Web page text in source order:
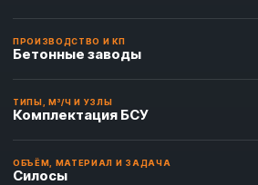
ПРОИЗВОДСТВО И КП
Бетонные заводы
ТИПЫ, М³/Ч И УЗЛЫ
Комплектация БСУ
ОБЪЁМ, МАТЕРИАЛ И ЗАДАЧА
Силосы